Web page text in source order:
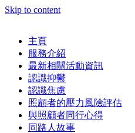
Skip to content
主頁
服務介紹
最新相關活動資訊
認識抑鬱
認識焦慮
照顧者的壓力風險評估
與照顧者同行心得
同路人故事